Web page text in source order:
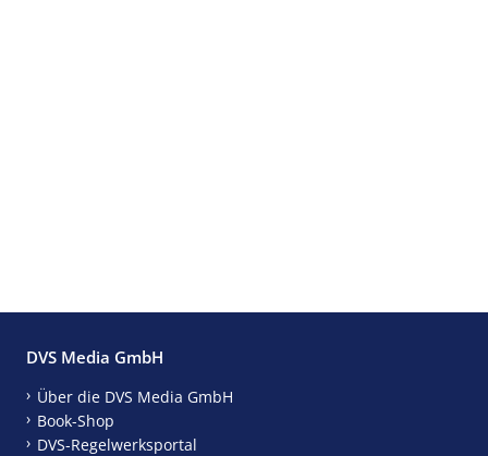
DVS Media GmbH
Über die DVS Media GmbH
Book-Shop
DVS-Regelwerksportal